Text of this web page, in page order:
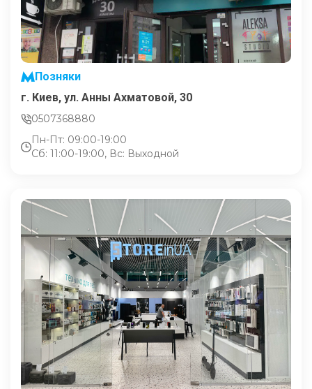
Позняки
г. Киев, ул. Анны Ахматовой, 30
0507368880
Пн-Пт: 09:00-19:00
Сб: 11:00-19:00, Вс: Выходной